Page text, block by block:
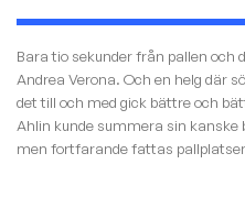
Bara tio sekunder från pallen och
Andrea Verona. Och en helg där
det till och med gick bättre och
Ahlin kunde summera sin kanske
men fortfarande fattas